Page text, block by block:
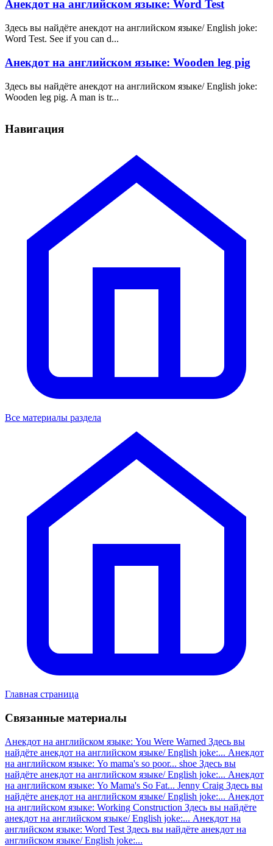
Анекдот на английском языке: Word Test
Здесь вы найдёте анекдот на английском языке/ English joke:
Word Test. See if you can d...
Анекдот на английском языке: Wooden leg pig
Здесь вы найдёте анекдот на английском языке/ English joke:
Wooden leg pig. A man is tr...
Навигация
Все материалы раздела
Главная страница
Связанные материалы
Анекдот на английском языке: You Were Warned Здесь вы
найдёте анекдот на английском языке/ English joke:... Анекдот
на английском языке: Yo mama's so poor... shoe Здесь вы
найдёте анекдот на английском языке/ English joke:... Анекдот
на английском языке: Yo Mama's So Fat... Jenny Craig Здесь вы
найдёте анекдот на английском языке/ English joke:... Анекдот
на английском языке: Working Construction Здесь вы найдёте
анекдот на английском языке/ English joke:... Анекдот на
английском языке: Word Test Здесь вы найдёте анекдот на
английском языке/ English joke:...